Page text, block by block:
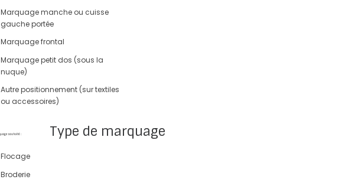
Marquage manche ou cuisse
gauche portée
Marquage frontal
Marquage petit dos (sous la
nuque)
Autre positionnement (sur textiles
ou accessoires)
Type de marquage
Flocage
Broderie